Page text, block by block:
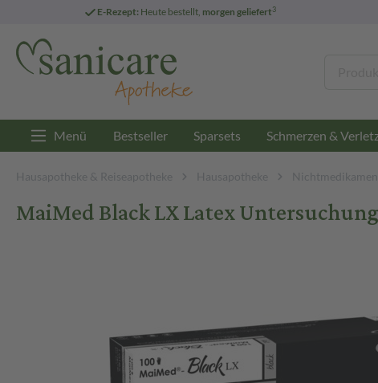
E-Rezept: Heute bestellt, morgen geliefert3
Menü Bestseller Sparsets Schmerzen &
Hausapotheke & Reiseapotheke Hausapotheke
MaiMed Black LX Latex